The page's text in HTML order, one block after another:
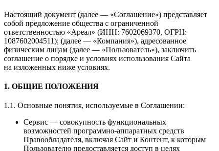
Настоящий документ (далее — «Соглашение») представляет
собой предложение общества с ограниченной
ответственностью «Ареал» (ИНН: 7602069370, ОГРН:
1087602004511); (далее — «Компания»), адресованное
физическим лицам (далее — «Пользователь»), заключить
соглашение о порядке и условиях использования Сайта
на изложенных ниже условиях.
1. ОБЩИЕ ПОЛОЖЕНИЯ
1.1. Основные понятия, используемые в Соглашении:
Сервис — совокупность функциональных
возможностей программно-аппаратных средств
Правообладателя, включая Сайт и Контент, к которым
Пользователю предоставляется доступ в целях